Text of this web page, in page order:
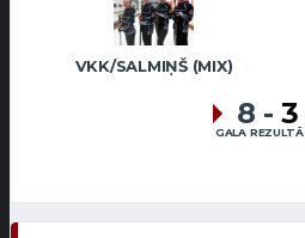
VKK/SALMIŅŠ (MIX)
8 - 3
GALA